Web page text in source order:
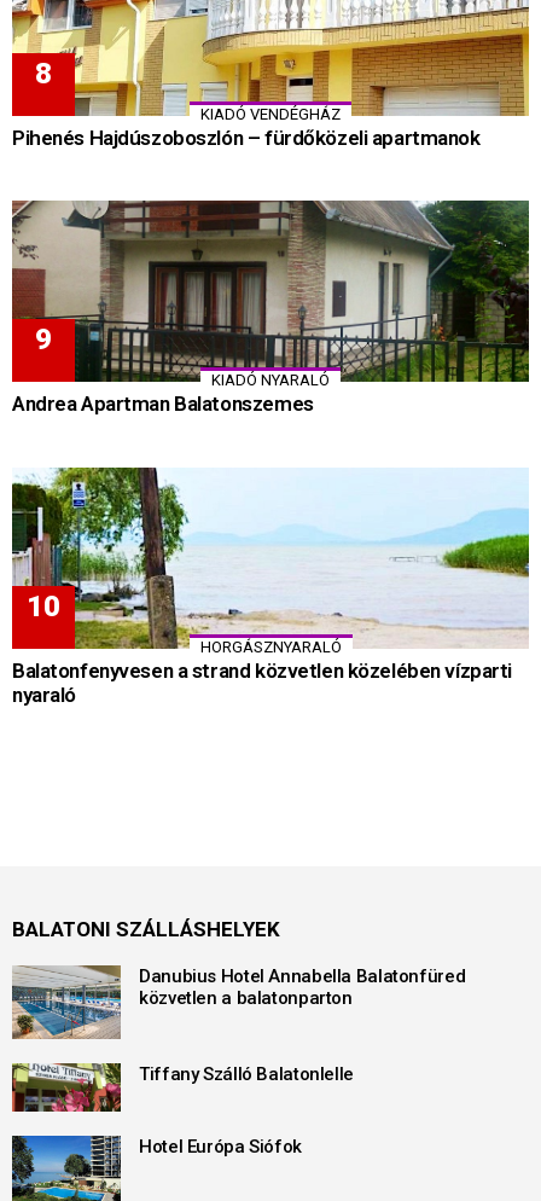
KIADÓ VENDÉGHÁZ
Pihenés Hajdúszoboszlón – fürdőközeli apartmanok
KIADÓ NYARALÓ
Andrea Apartman Balatonszemes
HORGÁSZNYARALÓ
Balatonfenyvesen a strand közvetlen közelében vízparti
nyaraló
BALATONI SZÁLLÁSHELYEK
Danubius Hotel Annabella Balatonfüred
közvetlen a balatonparton
Tiffany Szálló Balatonlelle
Hotel Európa Siófok